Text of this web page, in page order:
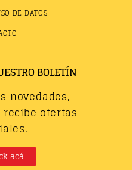
DE DATOS
BOLETÍN
novedades,
ofertas
acá